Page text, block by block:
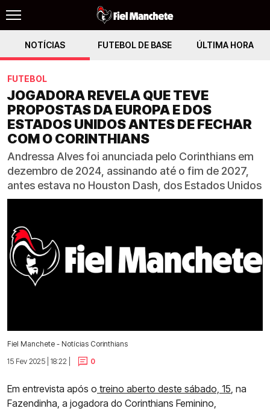
NOTÍCIAS FUTEBOL DE BASE ÚLTIMA HORA
FUTEBOL
JOGADORA REVELA QUE TEVE
PROPOSTAS DA EUROPA E DOS
ESTADOS UNIDOS ANTES DE FECHAR
COM O CORINTHIANS
Andressa Alves foi anunciada pelo Corinthians em
dezembro de 2024, assinando até o fim de 2027,
antes estava no Houston Dash, dos Estados Unidos
Fiel Manchete - Notícias Corinthians
15 Fev 2025 | 18:22 |
0
Em entrevista após o treino aberto deste sábado, 15, na
Fazendinha, a jogadora do Corinthians Feminino,